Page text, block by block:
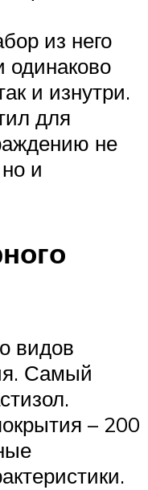
из него
одинаково
и изнутри.
для
не
и
видов
Самый
– 200